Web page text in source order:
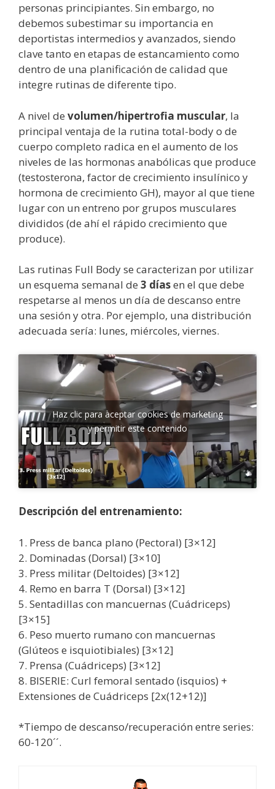
personas principiantes. Sin embargo, no
debemos subestimar su importancia en
deportistas intermedios y avanzados, siendo
clave tanto en etapas de estancamiento como
dentro de una planificación de calidad que
integre rutinas de diferente tipo.
A nivel de volumen/hipertrofia muscular, la
principal ventaja de la rutina total-body o de
cuerpo completo radica en el aumento de los
niveles de las hormonas anabólicas que produce
(testosterona, factor de crecimiento insulínico y
hormona de crecimiento GH), mayor al que tiene
lugar con un entreno por grupos musculares
divididos (de ahí el rápido crecimiento que
produce).
Las rutinas Full Body se caracterizan por utilizar
un esquema semanal de 3 díasen el que debe
respetarse al menos un día de descanso entre
una sesión y otra. Por ejemplo, una distribución
adecuada sería: lunes, miércoles, viernes.
Haz clic para aceptar cookies de marketing
y permitir este contenido
Descripción del entrenamiento:
1. Press de banca plano (Pectoral) [3×12]
2. Dominadas (Dorsal) [3×10]
3. Press militar (Deltoides) [3×12]
4. Remo en barra T (Dorsal) [3×12]
5. Sentadillas con mancuernas (Cuádriceps)
[3×15]
6. Peso muerto rumano con mancuernas
(Glúteos e isquiotibiales) [3×12]
7. Prensa (Cuádriceps) [3×12]
8. BISERIE: Curl femoral sentado (isquios) +
Extensiones de Cuádriceps [2x(12+12)]
*Tiempo de descanso/recuperación entre series:
60-120´´.